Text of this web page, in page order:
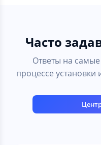
Часто
Ответы на
процессе